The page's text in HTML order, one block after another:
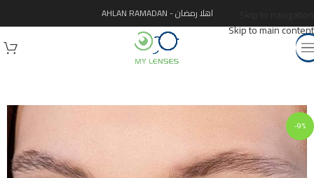
Skip to main content
اهلا رمضان - AHLAN RAMADAN
-9%